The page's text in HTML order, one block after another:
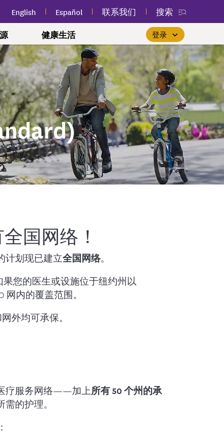
English Español 联系我们 搜索
作？
文化
您附近的免费公共课程
参加您附近的免费公共卫生和
身心健康课程，以改善您的健
康。
了解更多
会员登录
如果您已经是会员，找到合
适的护理服务就像登录“我的
安保 (myEmblemHealth)”账户
一样轻松。
登录
划
至尊与首选尊享计
Premier &
$0 保费基本健保计划
(Essential Plan)
如果您符合收入和其他资格
要求，您可能有资格投保基
本健保计划 (Essential
Plan)。
了解更多
新款我的安保
(myEmblemHealth) 应用程
序
随时通过应用程序查看您的
会员身份卡、索赔和个性化
健康内容。
获取应用程序
健康生活
下生活
声明
优先重视女性健康
关注人生每个阶段，掌控您的健
康。
了解更多
登录
国网络！
计划现已建立全国网络。
果您的医生或设施位于纽约州以
网内的覆盖范围。
外均可承保。
疗服务网络——加上所有 50 个州的承
的护理。